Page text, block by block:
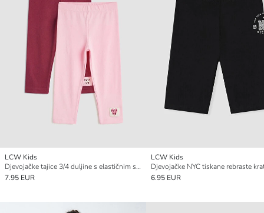
LCW Kids
Djevojačke tajice 3/4 duljine s elastičnim strukom, pakiranje od 2 komada
7.95 EUR
LCW Kids
6.95 EUR